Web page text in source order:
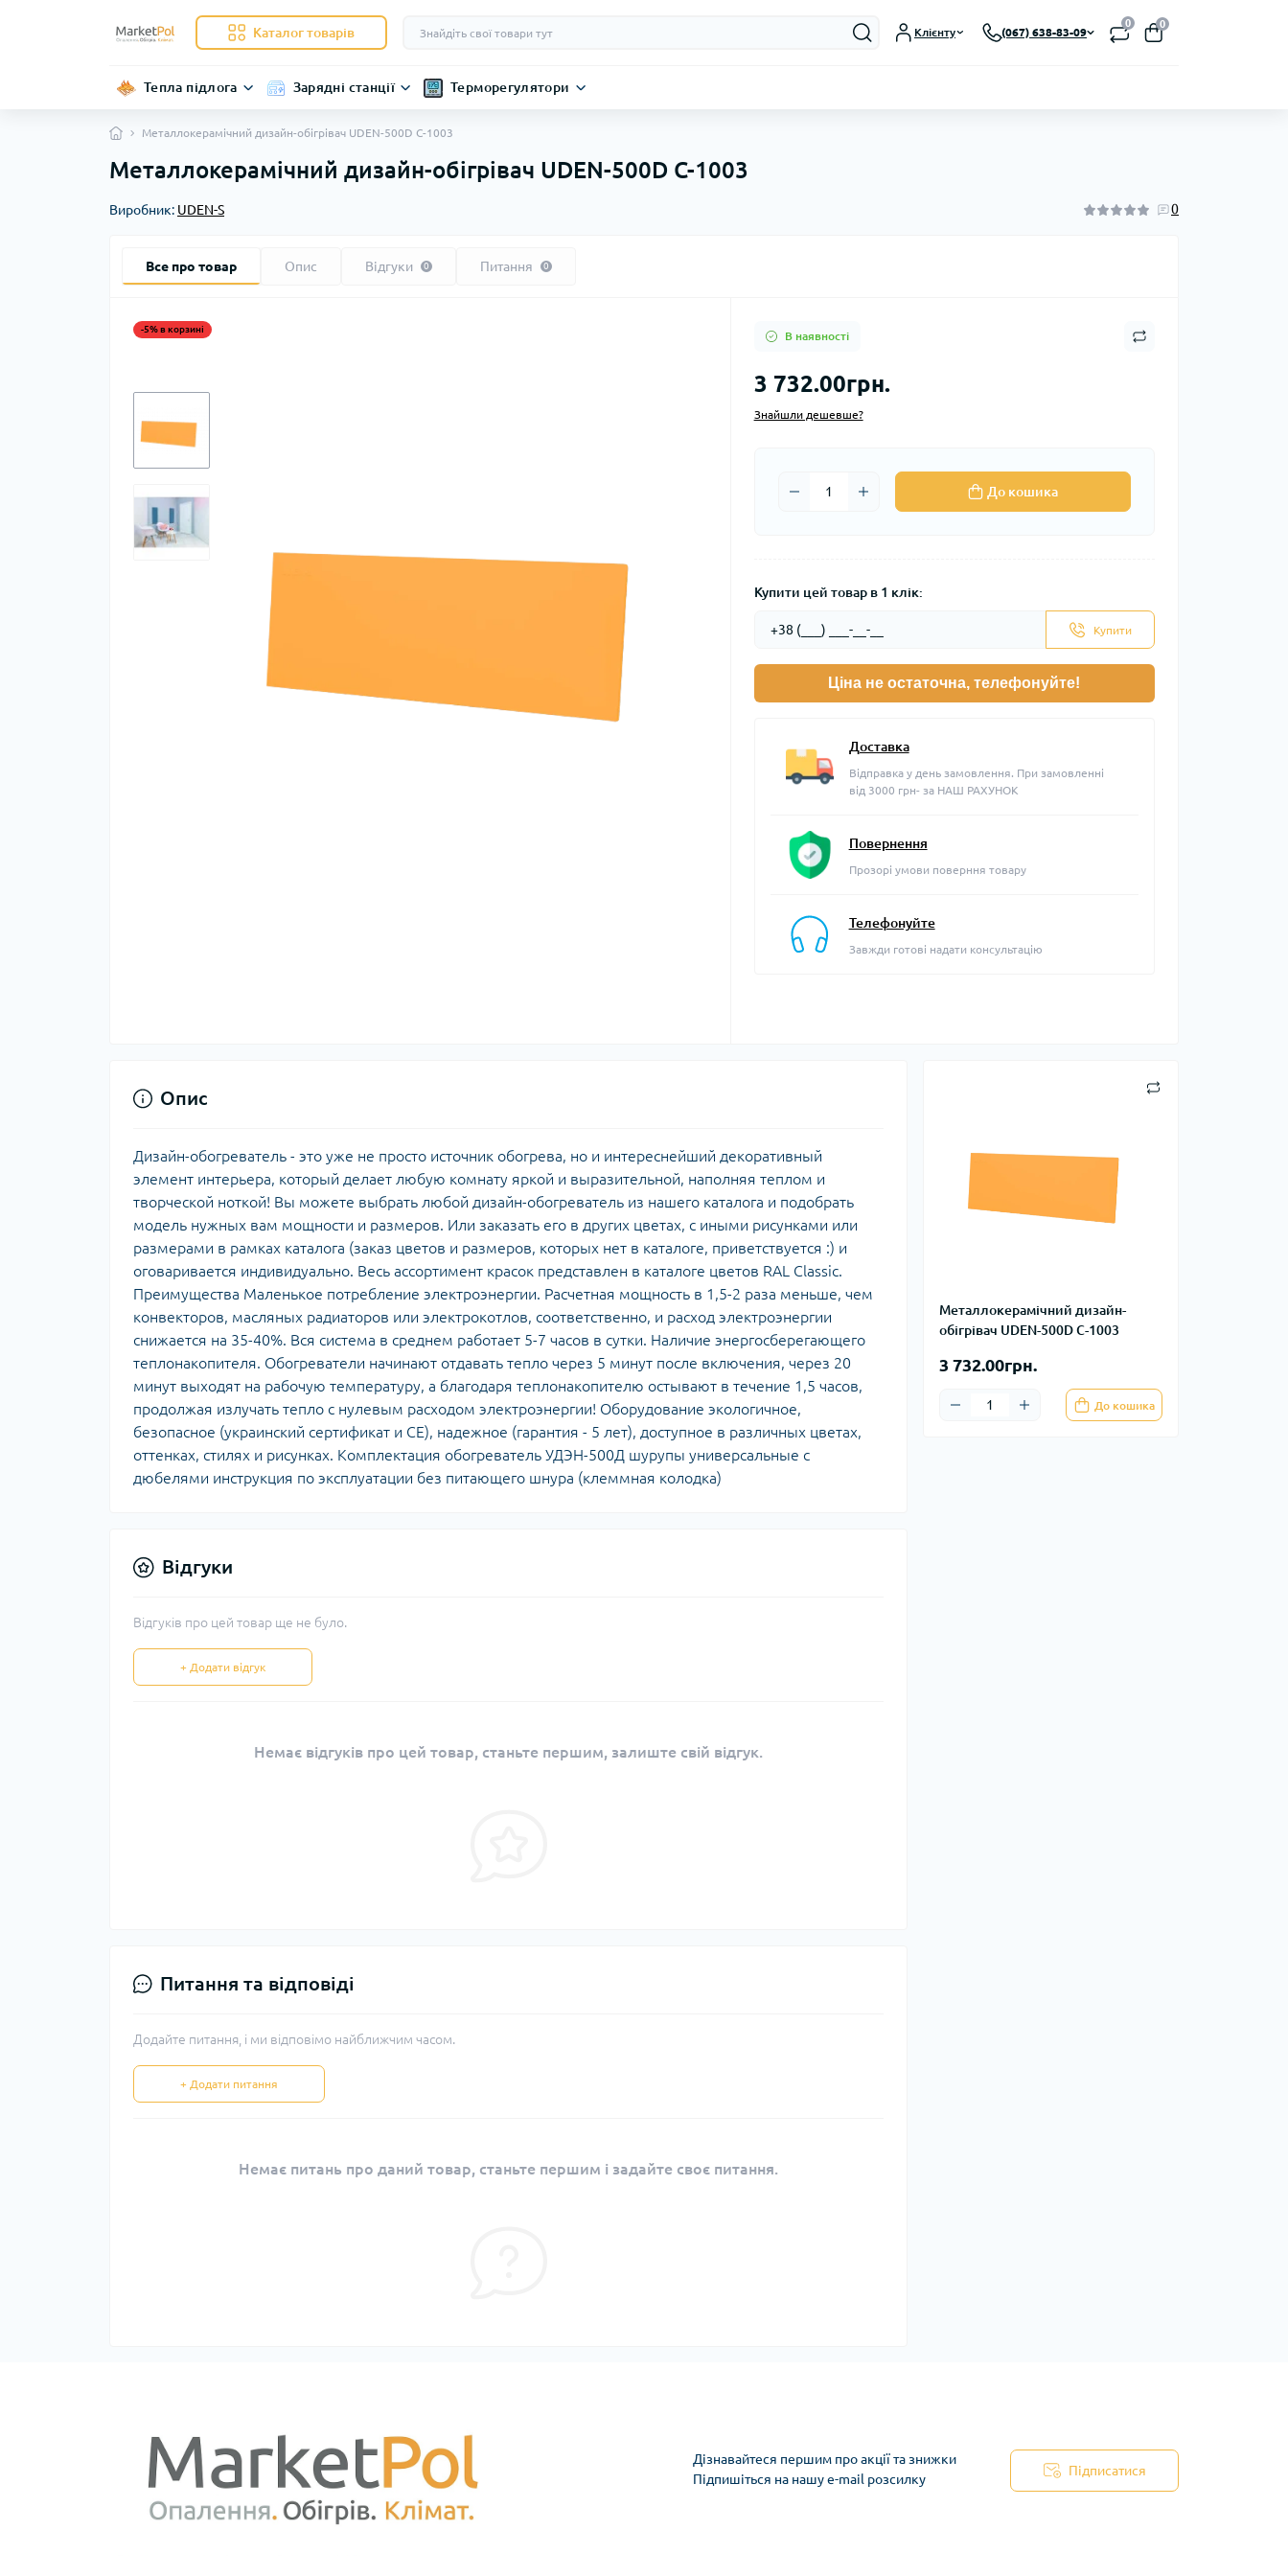
Каталог товарів Клієнту (067) 638-83-09
0 0
Тепла підлога Зарядні станції Терморегулятори
Металлокерамічний дизайн-обігрівач UDEN-500D C-1003
Металлокерамічний дизайн-обігрівач UDEN-500D C-1003
Виробник: UDEN-S 0
Все про товар Опис Відгуки 0 Питання 0
-5% в корзині
В наявності
3 732.00грн.
Знайшли дешевше?
До кошика
Купити цей товар в 1 клік:
Купити
Ціна не остаточна, телефонуйте!
Доставка
Відправка у день замовлення. При замовленні
від 3000 грн- за НАШ РАХУНОК
Повернення
Прозорі умови поверння товару
Телефонуйте
Завжди готові надати консультацію
Металлокерамічний дизайн-
обігрівач UDEN-500D C-1003
3 732.00грн.
До кошика
Опис
Дизайн-обогреватель - это уже не просто источник обогрева, но и интереснейший декоративный
элемент интерьера, который делает любую комнату яркой и выразительной, наполняя теплом и
творческой ноткой! Вы можете выбрать любой дизайн-обогреватель из нашего каталога и подобрать
модель нужных вам мощности и размеров. Или заказать его в других цветах, с иными рисунками или
размерами в рамках каталога (заказ цветов и размеров, которых нет в каталоге, приветствуется :) и
оговаривается индивидуально. Весь ассортимент красок представлен в каталоге цветов RAL Classic.
Преимущества Маленькое потребление электроэнергии. Расчетная мощность в 1,5-2 раза меньше, чем
конвекторов, масляных радиаторов или электрокотлов, соответственно, и расход электроэнергии
снижается на 35-40%. Вся система в среднем работает 5-7 часов в сутки. Наличие энергосберегающего
теплонакопителя. Обогреватели начинают отдавать тепло через 5 минут после включения, через 20
минут выходят на рабочую температуру, а благодаря теплонакопителю остывают в течение 1,5 часов,
продолжая излучать тепло с нулевым расходом электроэнергии! Оборудование экологичное,
безопасное (украинский сертификат и СЕ), надежное (гарантия - 5 лет), доступное в различных цветах,
оттенках, стилях и рисунках. Комплектация обогреватель УДЭН-500Д шурупы универсальные с
дюбелями инструкция по эксплуатации без питающего шнура (клеммная колодка)
Відгуки
Відгуків про цей товар ще не було.
+ Додати відгук
Немає відгуків про цей товар, станьте першим, залиште свій відгук.
Питання та відповіді
Додайте питання, і ми відповімо найближчим часом.
+ Додати питання
Немає питань про даний товар, станьте першим і задайте своє питання.
Дізнавайтеся першим про акції та знижки
Підпишіться на нашу e-mail розсилку
Підписатися